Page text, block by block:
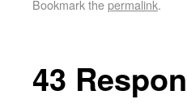
Bookmark thepermalink.
43